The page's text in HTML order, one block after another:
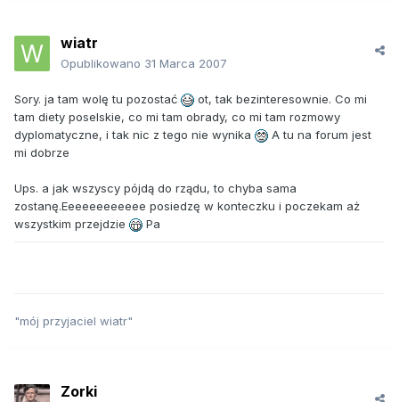
wiatr
Opublikowano 31 Marca 2007
Sory. ja tam wolę tu pozostać
ot, tak bezinteresownie. Co mi
tam diety poselskie, co mi tam obrady, co mi tam rozmowy
dyplomatyczne, i tak nic z tego nie wynika
A tu na forum jest
mi dobrze
Ups. a jak wszyscy pójdą do rządu, to chyba sama
zostanę.Eeeeeeeeeeee posiedzę w konteczku i poczekam aż
wszystkim przejdzie
Pa
"mój przyjaciel wiatr"
Zorki